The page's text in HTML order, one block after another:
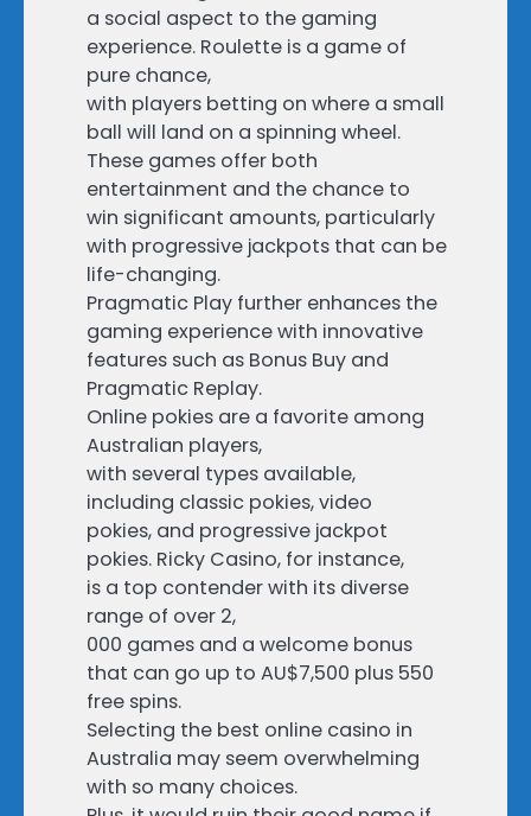
a social aspect to the gaming
experience. Roulette is a game of
pure chance,
with players betting on where a small
ball will land on a spinning wheel.
These games offer both
entertainment and the chance to
win significant amounts, particularly
with progressive jackpots that can be
life-changing.
Pragmatic Play further enhances the
gaming experience with innovative
features such as Bonus Buy and
Pragmatic Replay.
Online pokies are a favorite among
Australian players,
with several types available,
including classic pokies, video
pokies, and progressive jackpot
pokies. Ricky Casino, for instance,
is a top contender with its diverse
range of over 2,
000 games and a welcome bonus
that can go up to AU$7,500 plus 550
free spins.
Selecting the best online casino in
Australia may seem overwhelming
with so many choices.